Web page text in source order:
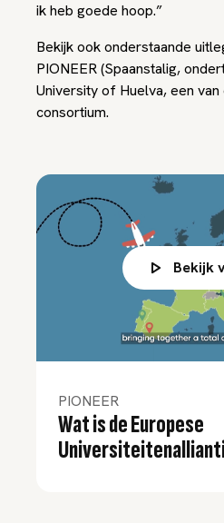
ik heb goede hoop.”
Bekijk ook onderstaande
PIONEER (Spaanstalig,
University of Huelva, een
consortium.
Bekijk
PIONEER
Wat is de Europese